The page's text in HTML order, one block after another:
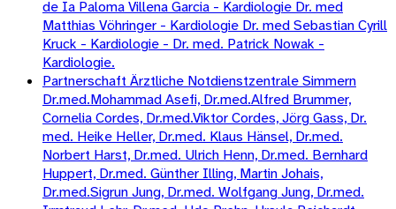
de Ia Paloma Villena Garcia - Kardiologie Dr. med
Matthias Vöhringer - Kardiologie Dr. med Sebastian Cyrill
Kruck - Kardiologie - Dr. med. Patrick Nowak -
Kardiologie.
Partnerschaft Ärztliche Notdienstzentrale Simmern
Dr.med.Mohammad Asefi, Dr.med.Alfred Brummer,
Cornelia Cordes, Dr.med.Viktor Cordes, Jörg Gass, Dr.
med. Heike Heller, Dr.med. Klaus Hänsel, Dr.med.
Norbert Harst, Dr.med. Ulrich Henn, Dr.med. Bernhard
Huppert, Dr.med. Günther Illing, Martin Johais,
Dr.med.Sigrun Jung, Dr.med. Wolfgang Jung, Dr.med.